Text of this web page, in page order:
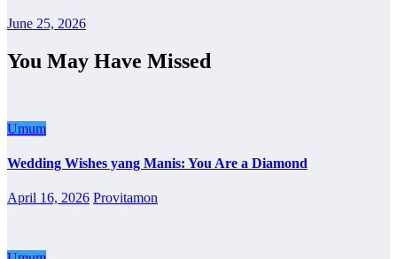
June 25, 2026
You May Have Missed
Umum
Wedding Wishes yang Manis: You Are a Diamond
April 16, 2026 Provitamon